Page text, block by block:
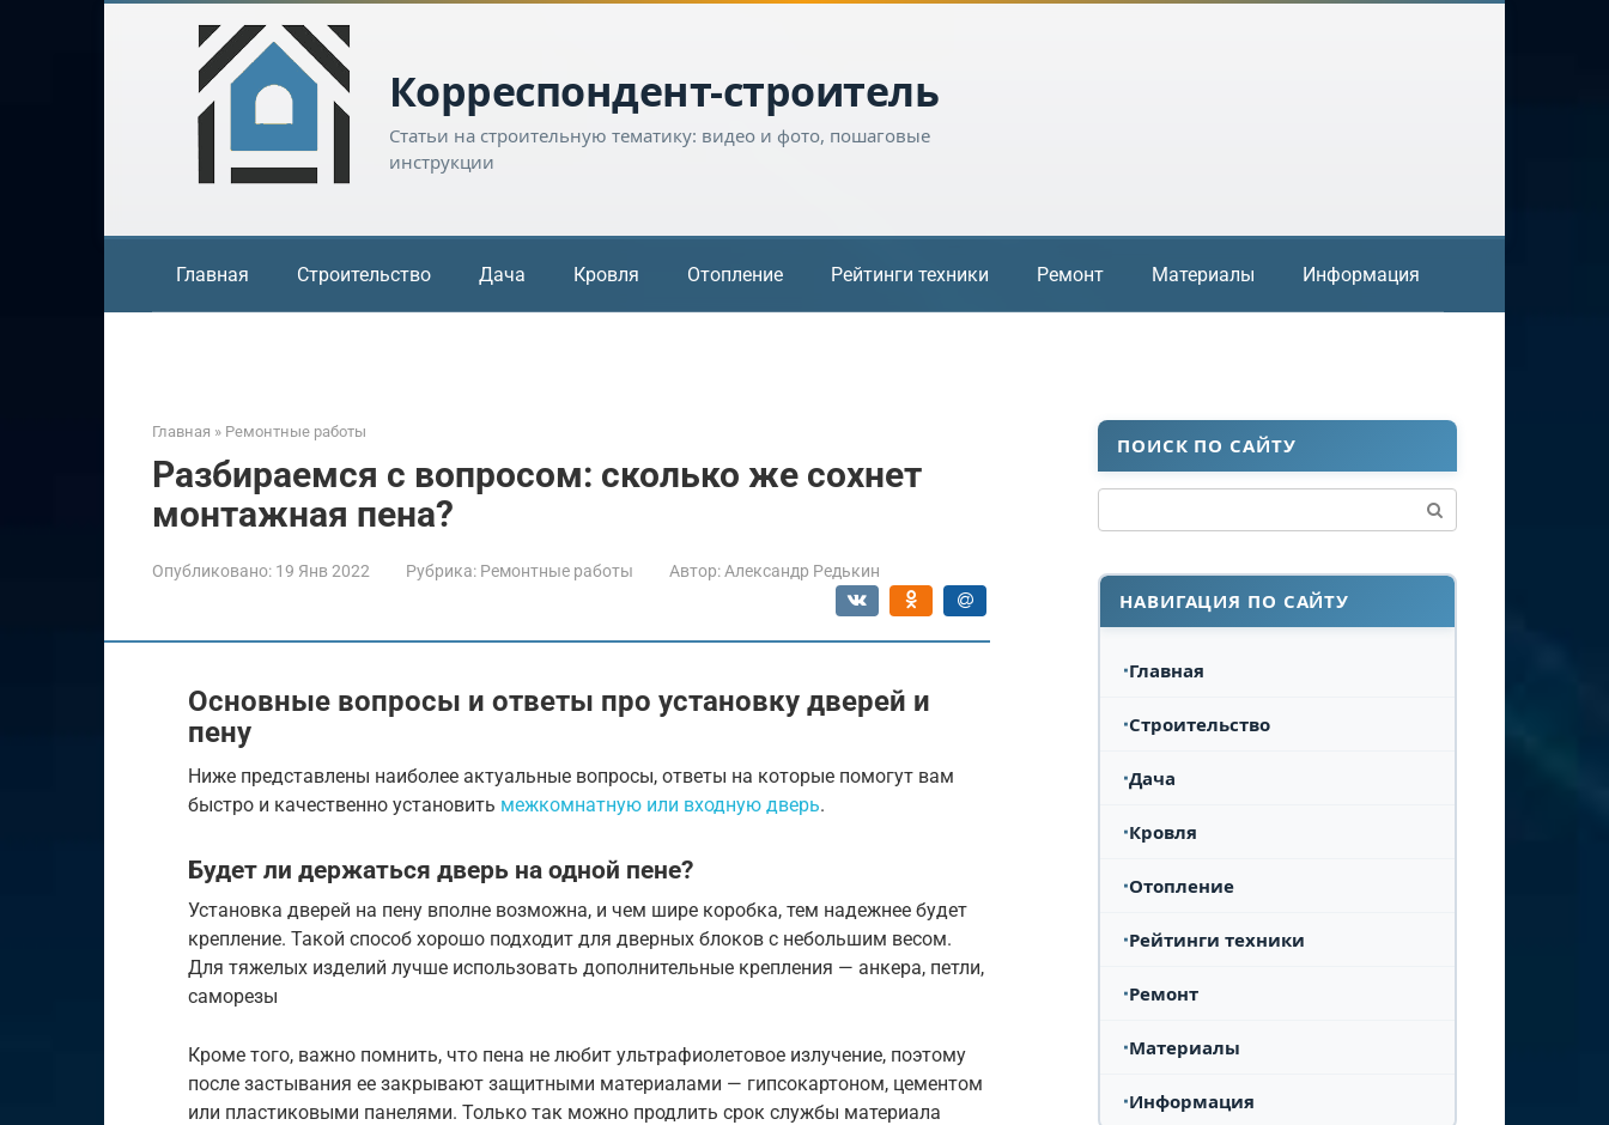
Корреспондент-строитель
Статьи на строительную тематику: видео и фото, пошаговые
инструкции
Главная Строительство Дача Кровля Отопление Рейтинги техники Ремонт Материалы Информация
Главная » Ремонтные работы
Разбираемся с вопросом: сколько же сохнет
монтажная пена?
Опубликовано: 19 Янв 2022 Рубрика: Ремонтные работы Автор: Александр Редькин
Основные вопросы и ответы про установку дверей и
пену
Ниже представлены наиболее актуальные вопросы, ответы на которые помогут вам
быстро и качественно установить межкомнатную или входную дверь.
Будет ли держаться дверь на одной пене?
Установка дверей на пену вполне возможна, и чем шире коробка, тем надежнее будет
крепление. Такой способ хорошо подходит для дверных блоков с небольшим весом.
Для тяжелых изделий лучше использовать дополнительные крепления — анкера, петли,
саморезы
Кроме того, важно помнить, что пена не любит ультрафиолетовое излучение, поэтому
после застывания ее закрывают защитными материалами — гипсокартоном, цементом
или пластиковыми панелями. Только так можно продлить срок службы материала
ПОИСК ПО САЙТУ
НАВИГАЦИЯ ПО САЙТУ
Главная
Строительство
Дача
Кровля
Отопление
Рейтинги техники
Ремонт
Материалы
Информация